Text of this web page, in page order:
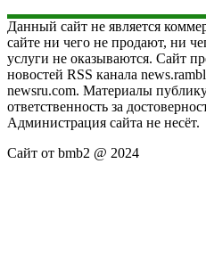
Данный сайт не является
сайте ни чего не продают, ни
услуги не оказываются. Сайт
новостей RSS канала
newsru.com. Материалы
ответственность за
Администрация сайта не несёт.
Сайт от bmb2 @ 2024